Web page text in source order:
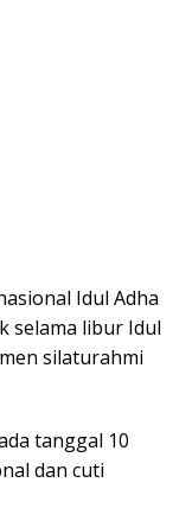
Idul Adha
selama libur Idul
silaturahmi
tanggal 10
dan cuti